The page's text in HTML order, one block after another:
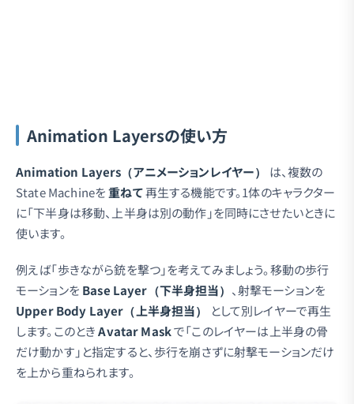
Animation Layersの使い方
Animation Layers（アニメーションレイヤー）
は、複数の
State Machineを重ねて再生する機能です。1体のキャラクター
に「下半身は移動、上半身は別の動作」を同時にさせたいときに
使います。
例えば「歩きながら銃を撃つ」を考えてみましょう。移動の歩行
モーションを Base Layer（下半身担当） 、射撃モーションを
Upper Body Layer（上半身担当）
として別レイヤーで再生
します。このときAvatar Maskで「このレイヤーは上半身の骨
だけ動かす」と指定すると、歩行を崩さずに射撃モーションだけ
を上から重ねられます。